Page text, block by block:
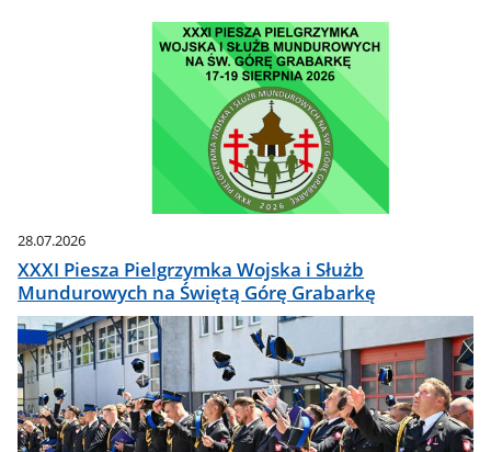
28.07.2026
XXXI Piesza Pielgrzymka Wojska i Służb
Mundurowych na Świętą Górę Grabarkę